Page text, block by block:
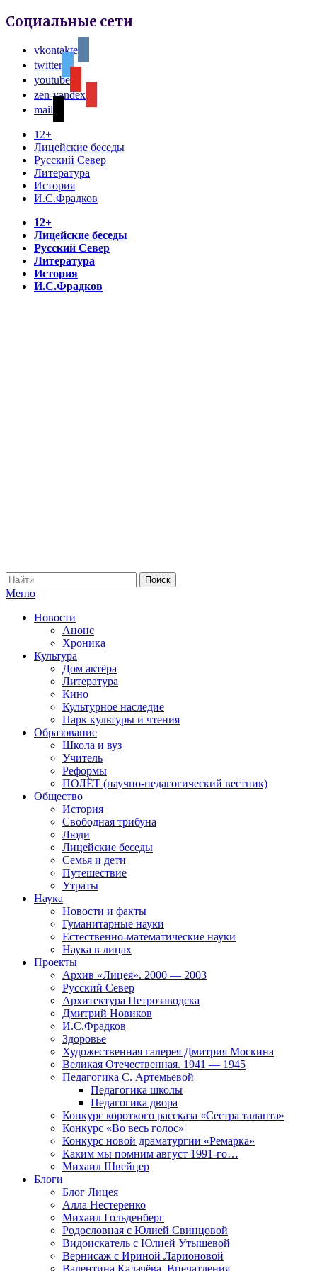
Социальные сети
vkontakte
twitter
youtube
zen-yandex
mail
12+
Лицейские беседы
Русский Север
Литература
История
И.С.Фрадков
12+
Лицейские беседы
Русский Север
Литература
История
И.С.Фрадков
Меню
Новости
Анонс
Хроника
Культура
Дом актёра
Литература
Кино
Культурное наследие
Парк культуры и чтения
Образование
Школа и вуз
Учитель
Реформы
ПОЛЁТ (научно-педагогический вестник)
Общество
История
Свободная трибуна
Люди
Лицейские беседы
Семья и дети
Путешествие
Утраты
Наука
Новости и факты
Гуманитарные науки
Естественно-математические науки
Наука в лицах
Проекты
Архив «Лицея». 2000 — 2003
Русский Север
Архитектура Петрозаводска
Дмитрий Новиков
И.С.Фрадков
Здоровье
Художественная галерея Дмитрия Москина
Великая Отечественная. 1941 — 1945
Педагогика С. Артемьевой
Педагогика школы
Педагогика двора
Конкурс короткого рассказа «Сестра таланта»
Конкурс «Во весь голос»
Конкурс новой драматургии «Ремарка»
Каким мы помним август 1991-го…
Михаил Швейцер
Блоги
Блог Лицея
Алла Нестеренко
Михаил Гольденберг
Родословная с Юлией Свинцовой
Видоискатель с Юлией Утышевой
Вернисаж с Ириной Ларионовой